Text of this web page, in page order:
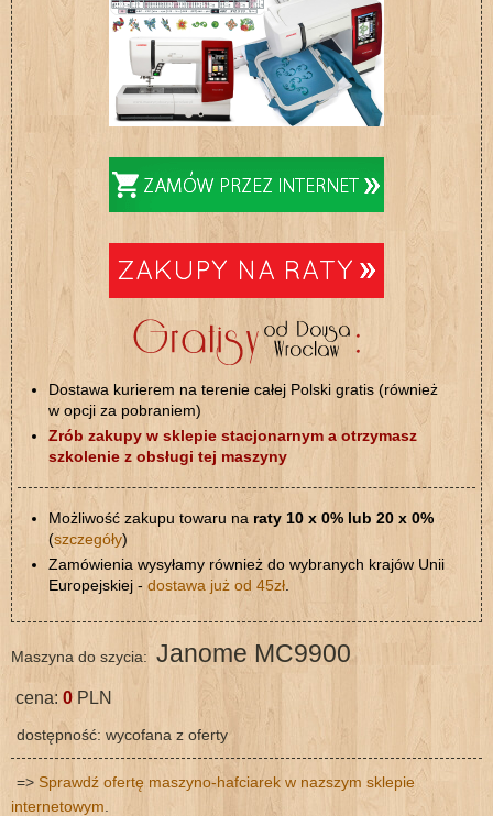
Dostawa kurierem na terenie całej Polski gratis (również
w opcji za pobraniem)
Zrób zakupy w sklepie stacjonarnym a otrzymasz
szkolenie z obsługi tej maszyny
Możliwość zakupu towaru na raty 10 x 0% lub 20 x 0%
(szczegóły)
Zamówienia wysyłamy również do wybranych krajów Unii
Europejskiej - dostawa już od 45zł
Maszyna do szycia: Janome MC9900
cena: 0PLN
dostępność: wycofana z oferty
=> Sprawdź ofertę maszyno-hafciarek w nazszym sklepie
internetowym